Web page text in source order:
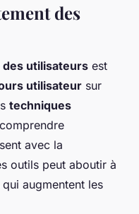
des
utilisateurs est
utilisateur sur
techniques
avec la
outils peut aboutir à
augmentent les